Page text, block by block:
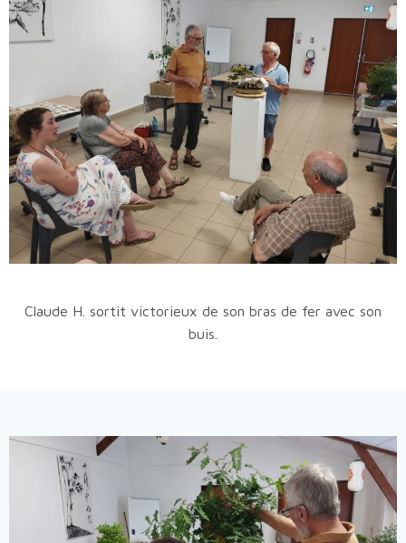
Claude H. sortit victorieux de son bras de fer avec son
buis.